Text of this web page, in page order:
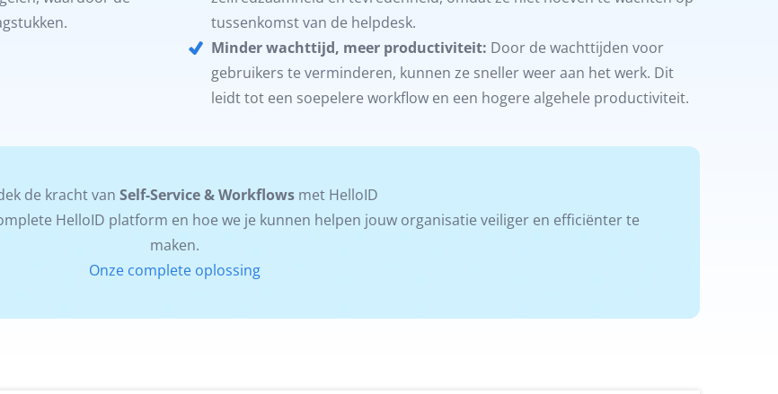
tussenkomst van de helpdesk.
Minder wachttijd, meer productiviteit: Door de wachttijden voor
gebruikers te verminderen, kunnen ze sneller weer aan het werk. Dit
leidt tot een soepelere workflow en een hogere algehele productiviteit.
de kracht van Self-Service & Workflowsmet HelloID
HelloID platform en hoe we je kunnen helpen jouw organisatie veiliger en efficiënter te
maken.
Onze complete oplossing